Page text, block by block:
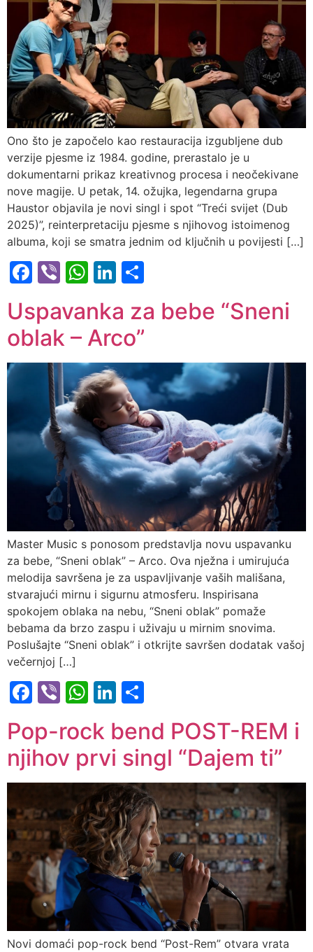
Ono što je započelo kao restauracija izgubljene dub
verzije pjesme iz 1984. godine, prerastalo je u
dokumentarni prikaz kreativnog procesa i neočekivane
nove magije. U petak, 14. ožujka, legendarna grupa
Haustor objavila je novi singl i spot “Treći svijet (Dub
2025)”, reinterpretaciju pjesme s njihovog istoimenog
albuma, koji se smatra jednim od ključnih u povijesti […]
Facebook
ViberWhatsApp
LinkedIn
Uspavanka za bebe “Sneni
oblak – Arco”
Master Music s ponosom predstavlja novu uspavanku
za bebe, “Sneni oblak” – Arco. Ova nježna i umirujuća
melodija savršena je za uspavljivanje vaših mališana,
stvarajući mirnu i sigurnu atmosferu. Inspirisana
spokojem oblaka na nebu, “Sneni oblak” pomaže
bebama da brzo zaspu i uživaju u mirnim snovima.
Poslušajte “Sneni oblak” i otkrijte savršen dodatak vašoj
večernjoj […]
Facebook
ViberWhatsApp
LinkedIn
Pop-rock bend POST-REM i
njihov prvi singl “Dajem ti”
Novi domaći pop-rock bend “Post-Rem” otvara vrata